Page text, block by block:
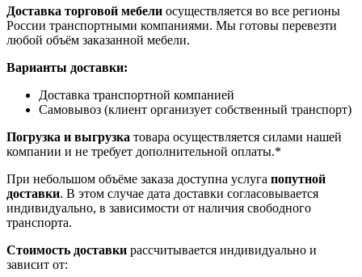
Доставка торговой мебели осуществляется во все регионы
России транспортными компаниями. Мы готовы перевезти
любой объём заказанной мебели.
Варианты доставки:
Доставка транспортной компанией
Самовывоз (клиент организует собственный транспорт)
Погрузка и выгрузка товара осуществляется силами нашей
компании и не требует дополнительной оплаты.*
При небольшом объёме заказа доступна услуга попутной
доставки. В этом случае дата доставки согласовывается
индивидуально, в зависимости от наличия свободного
транспорта.
Стоимость доставки рассчитывается индивидуально и
зависит от: